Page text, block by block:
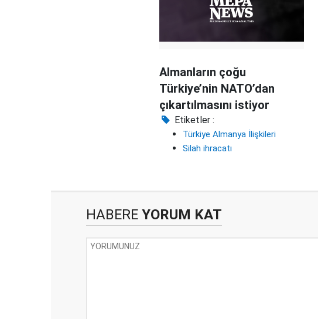
Almanların çoğu
Türkiye’nin NATO’dan
çıkartılmasını istiyor
Etiketler :
Türkiye Almanya İlişkileri
Silah ihracatı
HABERE YORUM KAT